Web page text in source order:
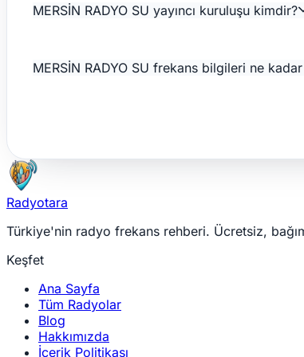
MERSİN RADYO SU yayıncı kuruluşu kimdir?
MERSİN RADYO SU frekans bilgileri ne
Radyotara
Türkiye'nin radyo frekans rehberi. Ücretsiz,
Keşfet
Ana Sayfa
Tüm Radyolar
Blog
Hakkımızda
İçerik Politikası